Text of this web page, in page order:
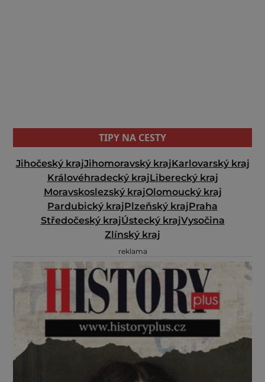
TIPY NA CESTY
Jihočeský krajJihomoravský krajKarlovarský kraj
Královéhradecký krajLiberecký kraj
Moravskoslezský krajOlomoucký kraj
Pardubický krajPlzeňský krajPraha
Středočeský krajÚstecký krajVysočina
Zlínský kraj
reklama